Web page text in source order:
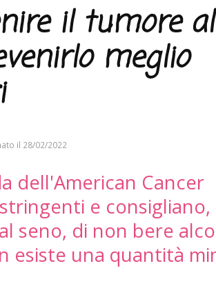
il tumore al
meglio
il 28/02/2022
dell'American Cancer
e
seno, di non bere
esiste una quantità